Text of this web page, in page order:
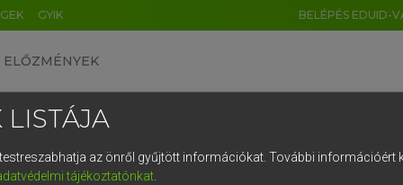
GYIK BELÉPÉS EDUID-
ELŐZMÉNYEK
LISTÁJA
az önről gyűjtött információkat. További információért
tájékoztatónkat.
DE CN FR ES IT NL